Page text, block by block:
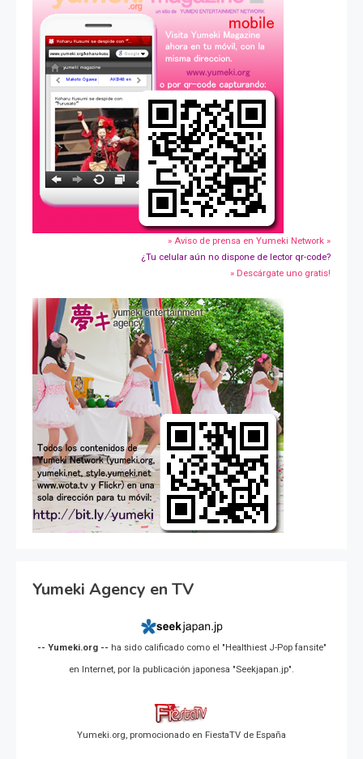
» Aviso de prensa en Yumeki Network »
¿Tu celular aún no dispone de lector qr-code?
» Descárgate uno gratis!
Yumeki Agency en TV
-- Yumeki.org -- ha sido calificado como el "Healthiest J-Pop fansite"
en Internet, por la publicación japonesa "Seekjapan.jp".
Yumeki.org, promocionado en FiestaTV de España